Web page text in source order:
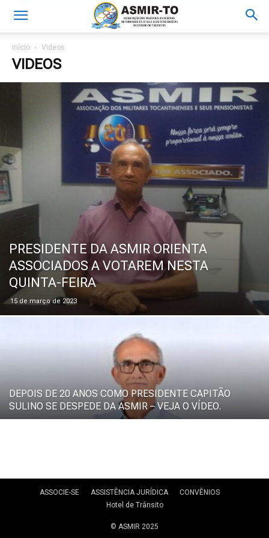
Início Videos
VIDEOS
PRESIDENTE DA ASMIR ORIENTA
ASSOCIADOS A VOTAREM NESTA
QUINTA-FEIRA
15 de março de 2023
DEPOIS DE 20 ANOS COMO PRESIDENTE CAPITÃO
SULINO SE DESPEDE DA ASMIR – VEJA O VÍDEO.
ASSOCIE-SE ASSISTÊNCIA JURÍDICA
CONVÊNIOS
Hotel de Trânsito
© ASMIR 2025